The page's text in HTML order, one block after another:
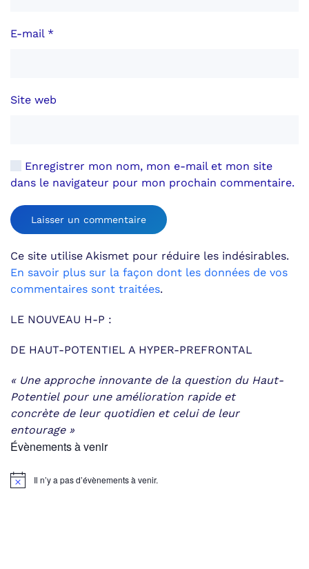
E-mail *
Site web
Enregistrer mon nom, mon e-mail et mon site
dans le navigateur pour mon prochain commentaire.
Laisser un commentaire
Ce site utilise Akismet pour réduire les indésirables.
En savoir plus sur la façon dont les données de vos
commentaires sont traitées.
LE NOUVEAU H-P :
DE HAUT-POTENTIEL A HYPER-PREFRONTAL
« Une approche innovante de la question du Haut-
Potentiel pour une amélioration rapide et
concrète de leur quotidien et celui de leur
entourage »
Évènements à venir
Notice Il n’y a pas d’évènements à venir.